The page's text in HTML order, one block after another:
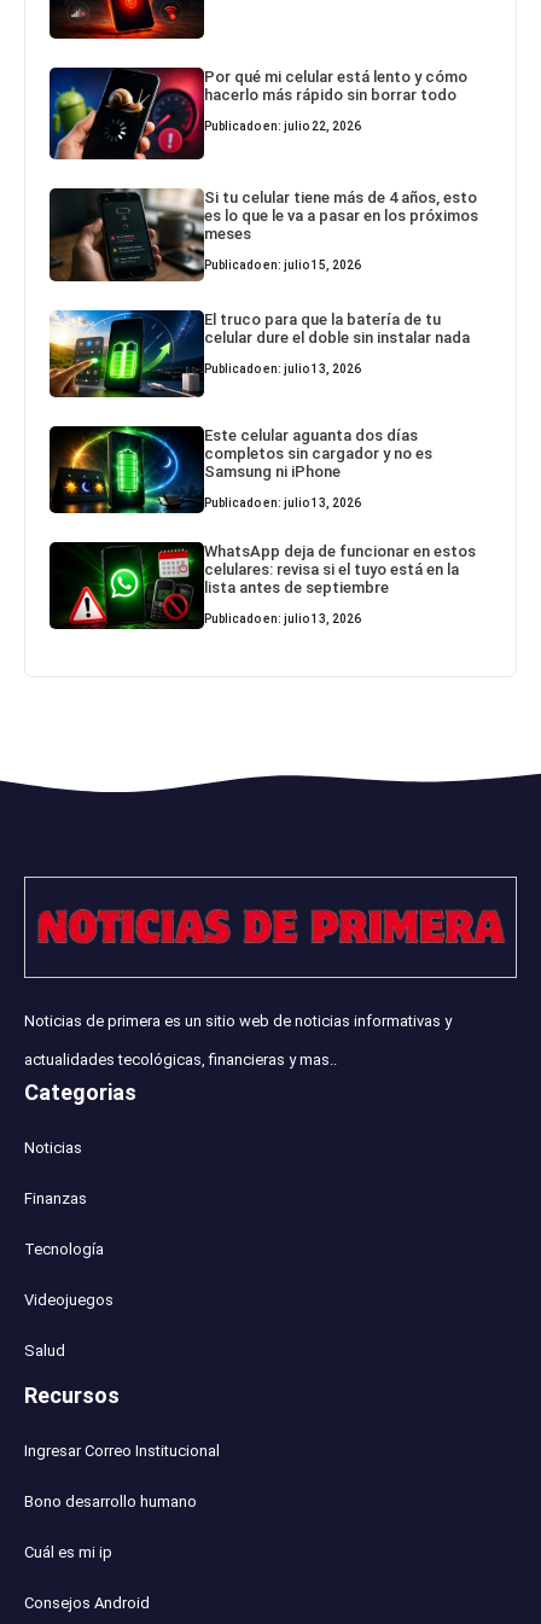
Por qué mi celular está lento y cómo
hacerlo más rápido sin borrar todo
Publicado en: julio 22, 2026
Si tu celular tiene más de 4 años, esto
es lo que le va a pasar en los próximos
meses
Publicado en: julio 15, 2026
El truco para que la batería de tu
celular dure el doble sin instalar nada
Publicado en: julio 13, 2026
Este celular aguanta dos días
completos sin cargador y no es
Samsung ni iPhone
Publicado en: julio 13, 2026
WhatsApp deja de funcionar en estos
celulares: revisa si el tuyo está en la
lista antes de septiembre
Publicado en: julio 13, 2026
Noticias de primera es un sitio web de noticias informativas y
actualidades tecológicas, financieras y mas..
Categorias
Noticias
Finanzas
Tecnología
Videojuegos
Salud
Recursos
Ingresar Correo Institucional
Bono desarrollo humano
Cuál es mi ip
Consejos Android